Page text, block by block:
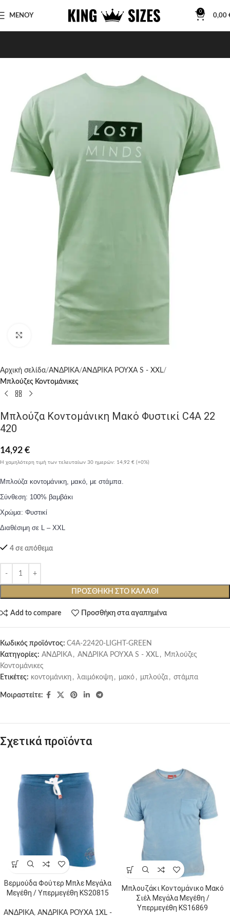
ΜΕΝΟΥ
0
0,00
Click to enlarge
Αρχική σελίδα ΑΝΔΡΙΚΑ ΑΝΔΡΙΚΑ ΡΟΥΧΑ S - XXL
Μπλούζες Κοντομάνικες
Μπλούζα Κοντομάνικη Μακό Φυστικί C4A 22
420
14,92 €
Η χαμηλότερη τιμή των τελευταίων 30 ημερών: 14,92 € (+0%)
Μπλούζα κοντομάνικη, μακό, με στάμπα.
Σύνθεση: 100% βαμβάκι
Χρώμα: Φυστικί
Διαθέσιμη σε L – XXL
4 σε απόθεμα
ΠΡΟΣΘΉΚΗ ΣΤΟ ΚΑΛΆΘΙ
Add to compare Προσθήκη στα αγαπημένα
Κωδικός προϊόντος: C4A-22420-LIGHT-GREEN
Κατηγορίες: ΑΝΔΡΙΚΑ , ΑΝΔΡΙΚΑ ΡΟΥΧΑ S - XXL , Μπλούζες
Κοντομάνικες
Ετικέτες: κοντομάνικη , λαιμόκοψη , μακό , μπλούζα , στάμπα
Μοιραστείτε:
Σχετικά προϊόντα
Βερμούδα Φούτερ Μπλε Μεγάλα
Μεγέθη / Υπερμεγέθη KS20815
ΑΝΔΡΙΚΑ, ΑΝΔΡΙΚΑ ΡΟΥΧΑ 1XL -
Μπλουζάκι Κοντομάνικο Μακό
Σιέλ Μεγάλα Μεγέθη /
Υπερμεγέθη KS16869